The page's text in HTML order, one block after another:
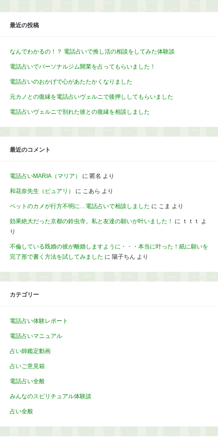
最近の投稿
なんでわかるの！？ 電話占いで推し活の相談をしてみた体験談
電話占いでパーソナルジム開業を占ってもらいました！
電話占いのおかげで心があたたかくなりました
元カノとの復縁を電話占いヴェルニで後押ししてもらいました
電話占いヴェルニで別れた彼との復縁を相談しました
最近のコメント
電話占いMARIA（マリア） に 匿名 より
和花奈先生（ピュアリ） に こあら より
ペットのカメが行方不明に…電話占いで相談しました に こま より
効果絶大だった京都の鈴虫寺。私と友達の願いが叶いました！ に ｔｔｔ よ
り
不倫している既婚の彼が離婚しますように・・・本当に叶った！紙に願いを
完了形で書く方法を試してみました に 陽子ちん より
カテゴリー
電話占い体験レポート
電話占いマニュアル
占い師鑑定動画
占いご意見箱
電話占い全般
みんなのスピリチュアル体験談
占い全般